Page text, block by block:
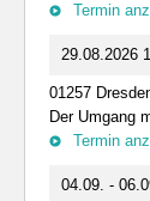
Termin
29.08.2026
01257
Der Umgang
Termin
04.09. -